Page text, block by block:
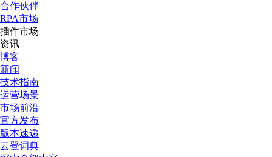
合作伙伴
RPA市场
插件市场
资讯
博客
新闻
技术指南
运营场景
市场前沿
官方发布
版本速递
云登词典